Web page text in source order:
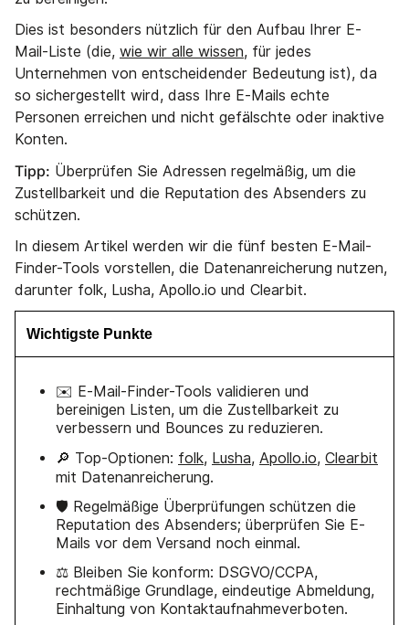
Dies ist besonders nützlich für den Aufbau Ihrer E-
Mail-Liste (die, wie wir alle wissen, für jedes
Unternehmen von entscheidender Bedeutung ist), da
so sichergestellt wird, dass Ihre E-Mails echte
Personen erreichen und nicht gefälschte oder inaktive
Konten.
Tipp: Überprüfen Sie Adressen regelmäßig, um die
Zustellbarkeit und die Reputation des Absenders zu
schützen.
In diesem Artikel werden wir die fünf besten E-Mail-
Finder-Tools vorstellen, die Datenanreicherung nutzen,
darunter folk, Lusha, Apollo.io und Clearbit.
Wichtigste Punkte
✉️ E-Mail-Finder-Tools validieren und
bereinigen Listen, um die Zustellbarkeit zu
verbessern und Bounces zu reduzieren.
🔎 Top-Optionen: folk, Lusha, Apollo.io, Clearbit
mit Datenanreicherung.
🛡️ Regelmäßige Überprüfungen schützen die
Reputation des Absenders; überprüfen Sie E-
Mails vor dem Versand noch einmal.
⚖️ Bleiben Sie konform: DSGVO/CCPA,
rechtmäßige Grundlage, eindeutige Abmeldung,
Einhaltung von Kontaktaufnahmeverboten.